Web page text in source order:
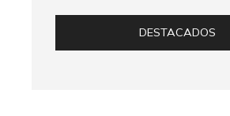
DESTACADOS